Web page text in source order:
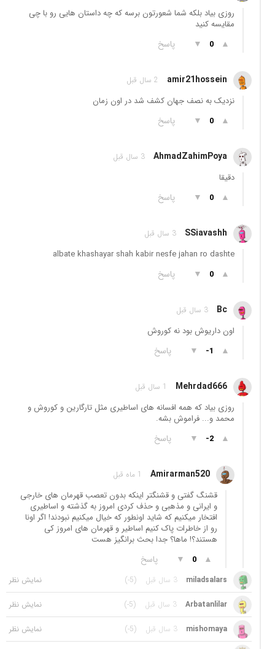
روزی بیاد بلکه شما شعورتون برسه که چه داستان هایی رو با چی
مقایسه کنید
▲
0
▼ پاسخ
amir21hossein 2 سال قبل
نزدیک به نصف جهان کشف شد در اون زمان
▲
0
▼ پاسخ
AhmadZahimPoya 3 سال قبل
دقیقا
▲
0
▼ پاسخ
SSiavashh 3 سال قبل
albate khashayar shah kabir nesfe jahan ro dashte
▲
0
▼ پاسخ
Bc 3 سال قبل
اون داریوش بود نه کوروش
▲
-1
▼ پاسخ
Mehrdad666 1 سال قبل
روزی بیاد که همه افسانه های اساطیری مثل تارگارین و کوروش و
محمد و... فراموش بشه.
▲
-2
▼ پاسخ
Amirarman520 1 ماه قبل
قشنگ گفتی و قشنگتر اینکه بدون تعصب قهرمان های خارجی
و ایرانی و مذهبی و حذف کردی امروز به گذشته و اساطیری
افتخار میکنیم که شاید اونطور که خیال میکنیم نبودند! اگر اونا
رو از خاطرات پاک کنیم اساطیر و قهرمان های امروز کی
هستند؟! ماها؟ جدا بحث برانگیز هست
▲
0
▼ پاسخ
miladsalars 3 سال قبل (-5)
Arbatanlilar 3 سال قبل (-5)
mishomaya 3 سال قبل (-5)